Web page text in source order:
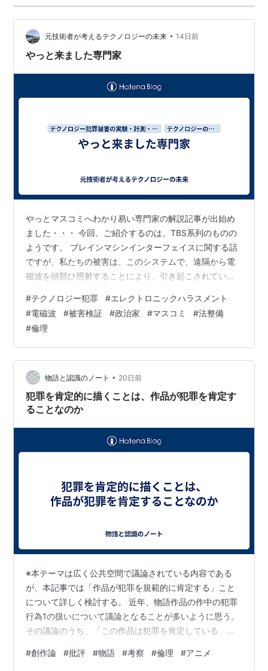
元技術者が考えるテクノロジーの未来 • 14日前
やっと来ました専門家
やっとマスコミへわかり易い専門家の解説記事が出始め
ました・・・ 今回、ご紹介するのは、TBS系列のものの
ようです。 ブレインマシンインターフェイスに関する話
ですが、私たちの被害は、このシステムで、遠隔から電
磁波を頭部ひ照射することにより、引き起こされている
に頭部に電極を装着し、至近距離からの通信により、ブ
レインマシンインターフェイスを可能としているケース
を例としているようですが、①テレパシーが現実に②脳
とコンピュータをつなぐ③脳とネット／AIがつながる
④BMIで脳を「再生」などの単語が用いられる報道とな
っており、私たちの被害へ以前よりも近い表現…
#テクノロジー犯罪 #エレクトロニックハラスメント
#電磁波 #被害検証 #政治家 #マスコミ #法整備
#倫理
物語と認識のノート • 20日前
犯罪を肯定的に描くことは、作品が犯罪を肯定す
ることなのか
※本テーマは広く公共空間で議論されている内容である
が、本記事では「作品が犯罪を規範的に肯定する」こと
について詳しく検討する。 近年、物語作品の作中の犯罪
行為1の扱いについて議論となることが多いように思う。
その議論のうち、「この作品は犯罪を肯定している、よ
はこの命題を直接取り扱うのではなく、その前段階とし
#創作論 #批評 #物語 #考察 #倫理 #アニメ